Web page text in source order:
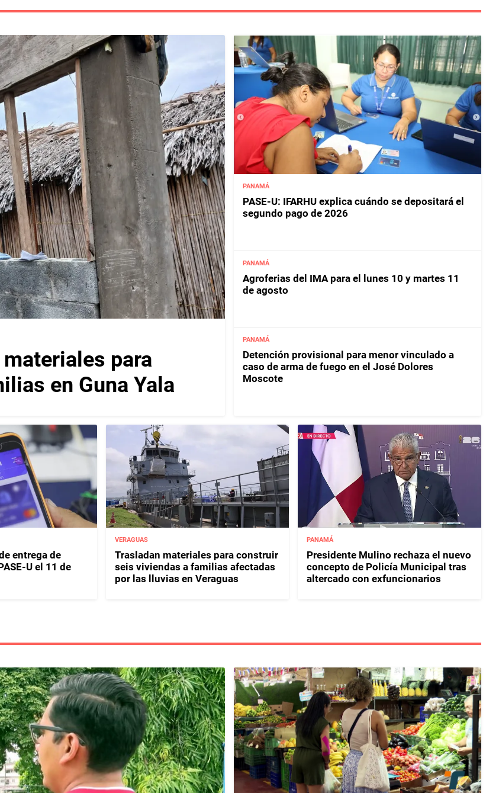
para
en Guna Yala
PANAMÁ
PASE-U: IFARHU explica cuándo se depositará el
segundo pago de 2026
PANAMÁ
Agroferias del IMA para el lunes 10 y martes 11
de agosto
PANAMÁ
Detención provisional para menor vinculado a
caso de arma de fuego en el José Dolores
Moscote
entrega de
U el 11 de
VERAGUAS
Trasladan materiales para construir
seis viviendas a familias afectadas
por las lluvias en Veraguas
PANAMÁ
Presidente Mulino rechaza el nuevo
concepto de Policía Municipal tras
altercado con exfuncionarios